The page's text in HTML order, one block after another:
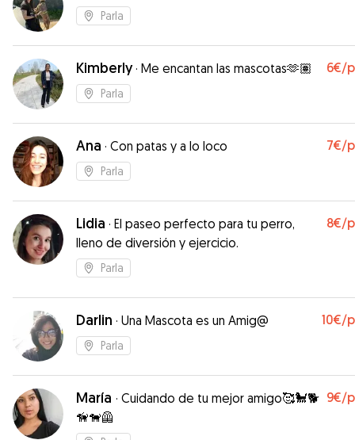
Parla
Kimberly· Me encantan las mascotas🫶🏽 6€/
Parla
Ana · Con patas y a lo loco 7€/
Parla
Lidia · El paseo perfecto para tu perro,
lleno de diversión y ejercicio.
8€/
Parla
Darlin · Una Mascota es un Amig@ 10€/
Parla
María · Cuidando de tu mejor amigo🥰🐩🐕
🦮🐕‍🦺
9€/